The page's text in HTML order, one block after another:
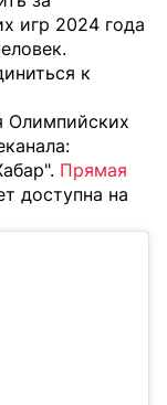
игр 2024 года
к
Олимпийских
Прямая
доступна на